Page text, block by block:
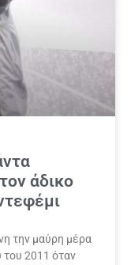
άδικο
την μαύρη μέρα
2011 όταν